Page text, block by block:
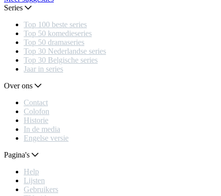
Series
Top 100 beste series
Top 50 komedieseries
Top 50 dramaseries
Top 30 Nederlandse series
Top 30 Belgische series
Jaar in series
Over ons
Contact
Colofon
Historie
In de media
Engelse versie
Pagina's
Help
Lijsten
Gebruikers